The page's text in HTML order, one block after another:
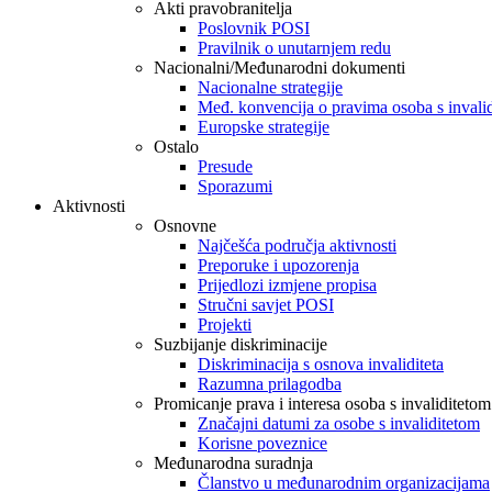
Akti pravobranitelja
Poslovnik POSI
Pravilnik o unutarnjem redu
Nacionalni/Međunarodni dokumenti
Nacionalne strategije
Međ. konvencija o pravima osoba s
Europske strategije
Ostalo
Presude
Sporazumi
Aktivnosti
Osnovne
Najčešća područja aktivnosti
Preporuke i upozorenja
Prijedlozi izmjene propisa
Stručni savjet POSI
Projekti
Suzbijanje diskriminacije
Diskriminacija s osnova invaliditeta
Razumna prilagodba
Promicanje prava i interesa osoba s invaliditetom
Značajni datumi za osobe s invaliditetom
Korisne poveznice
Međunarodna suradnja
Članstvo u međunarodnim organizacijama